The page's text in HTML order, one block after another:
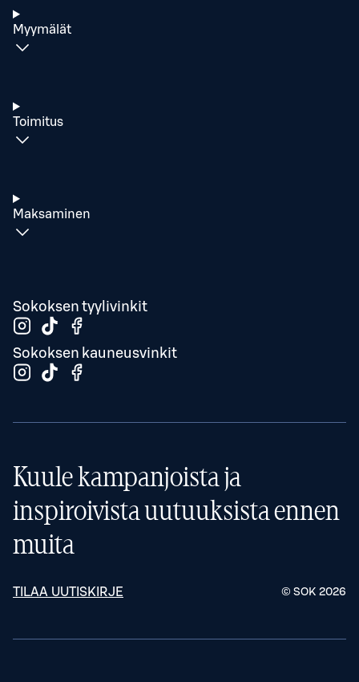
Myymälät
Toimitus
Maksaminen
Sokoksen tyylivinkit
Sokoksen kauneusvinkit
Kuule kampanjoista ja
inspiroivista uutuuksista ennen
muita
TILAA UUTISKIRJE © SOK 2026